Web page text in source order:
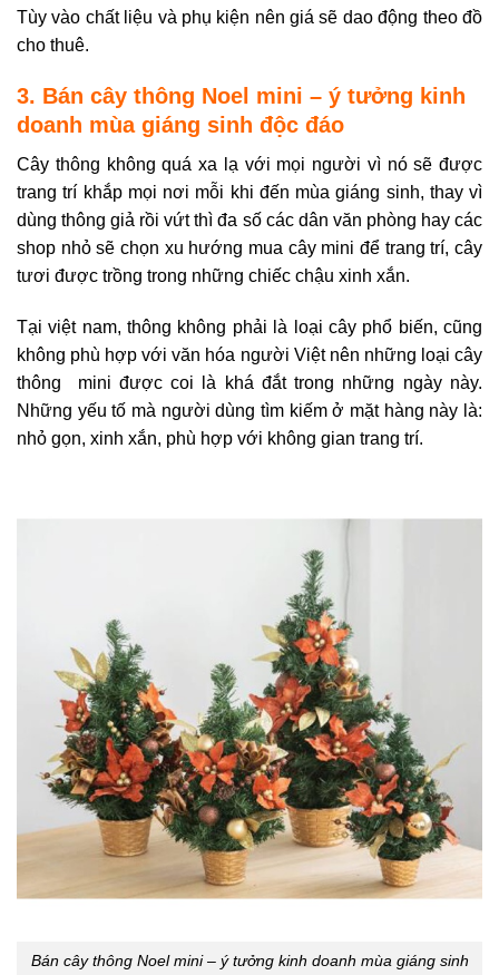
Tùy vào chất liệu và phụ kiện nên giá sẽ dao động theo đồ
cho thuê.
3. Bán cây thông Noel mini – ý tưởng kinh
doanh mùa giáng sinh độc đáo
Cây thông không quá xa lạ với mọi người vì nó sẽ được
trang trí khắp mọi nơi mỗi khi đến mùa giáng sinh, thay vì
dùng thông giả rồi vứt thì đa số các dân văn phòng hay các
shop nhỏ sẽ chọn xu hướng mua cây mini để trang trí, cây
tươi được trồng trong những chiếc chậu xinh xắn.
Tại việt nam, thông không phải là loại cây phổ biến, cũng
không phù hợp với văn hóa người Việt nên những loại cây
thông mini được coi là khá đắt trong những ngày này.
Những yếu tố mà người dùng tìm kiếm ở mặt hàng này là:
nhỏ gọn, xinh xắn, phù hợp với không gian trang trí.
Bán cây thông Noel mini – ý tưởng kinh doanh mùa giáng sinh